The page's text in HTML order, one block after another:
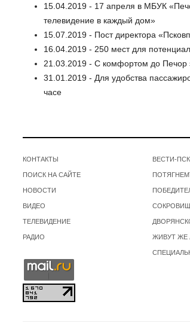
15.04.2019 - 17 апреля в МБУК
телевидение в каждый дом»
15.07.2019 - Пост директора
16.04.2019 - 250 мест для
21.03.2019 - С комфортом до Печор
31.01.2019 - Для удобства
часе
КОНТАКТЫ
ПОИСК НА САЙТЕ
НОВОСТИ
ВИДЕО
ТЕЛЕВИДЕНИЕ
РАДИО
ВЕСТИ-
ЖИВУТ ЖЕ